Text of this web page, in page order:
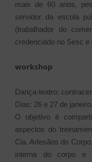
mais de 60 anos,
servidor da escola
(trabalhador do
credenciado no Sesc e
workshop
Dança-teatro:
Dias: 26 e 27 de
O objetivo é
aspectos do
Cia. Artesãos do
interna do corpo e